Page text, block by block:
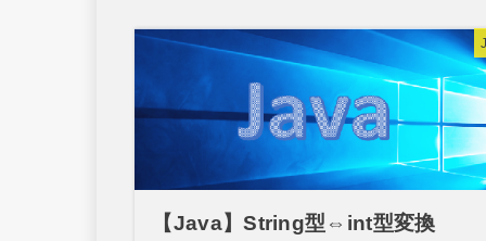
【Java】String型⇔int型変換